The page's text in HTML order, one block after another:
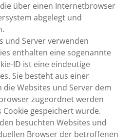
über einen Internetbrowser
abgelegt und
und Server verwenden
enthalten eine sogenannte
ID ist eine eindeutige
Sie besteht aus einer
die Websites und Server dem
zugeordnet werden
Cookie gespeichert wurde.
besuchten Websites und
Browser der betroffenen